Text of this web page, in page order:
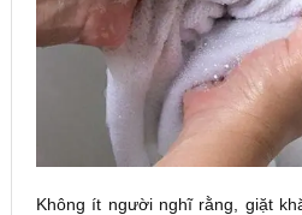
Không ít người nghĩ rằng, giặt